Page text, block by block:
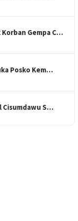
Korban Gempa C…
Posko Kem…
Cisumdawu S…